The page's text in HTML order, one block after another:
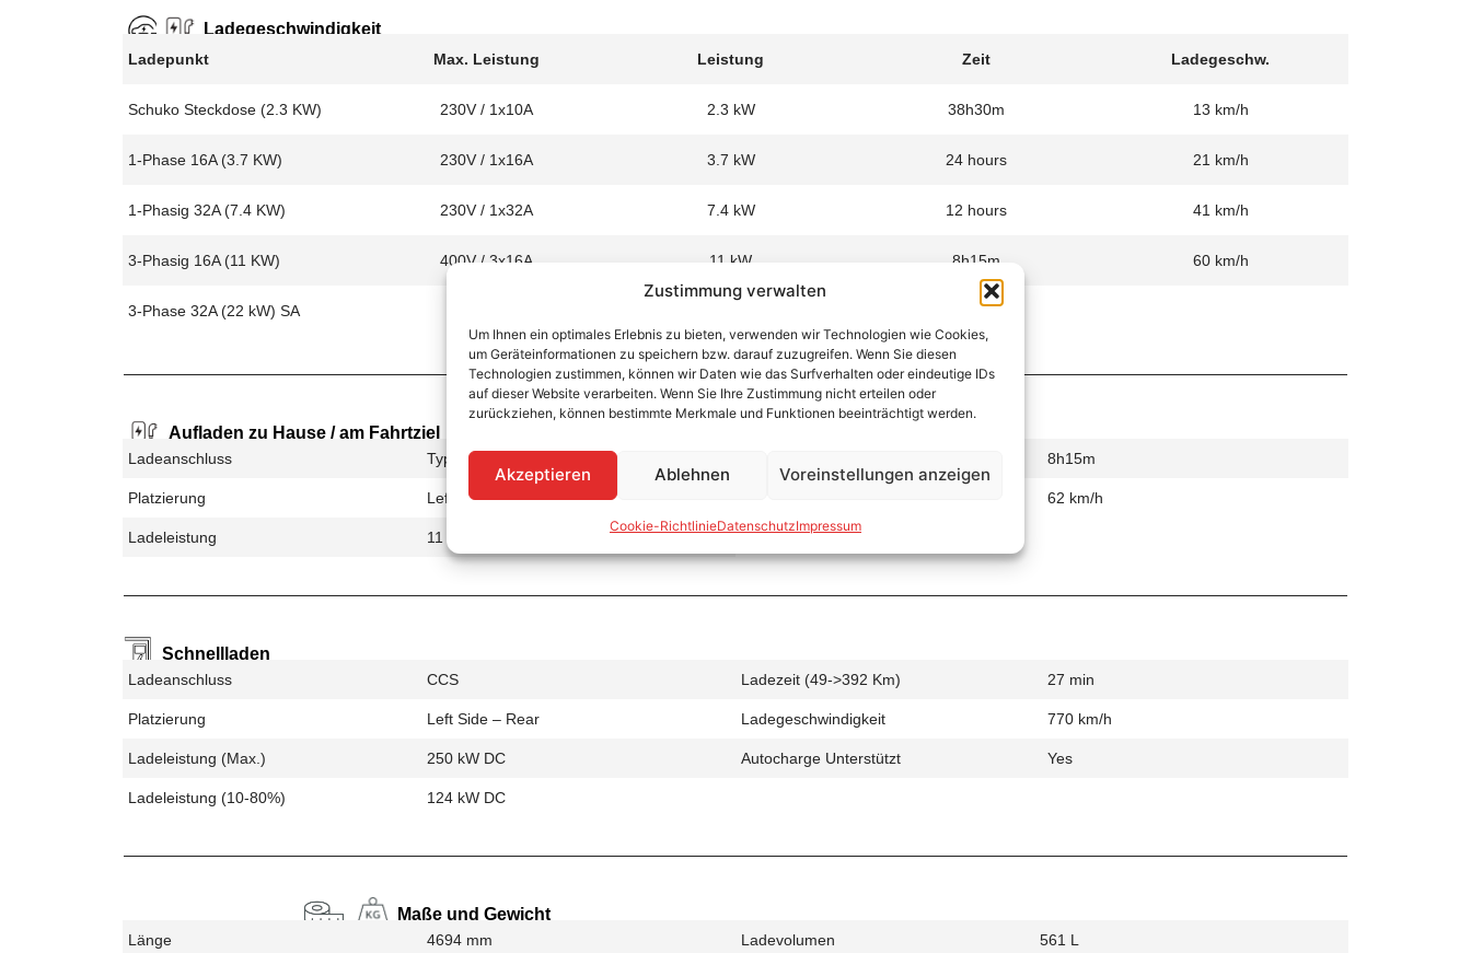
Zustimmung verwalten
Um Ihnen ein optimales Erlebnis zu bieten, verwenden wir Technologien wie Cookies,
um Geräteinformationen zu speichern bzw. darauf zuzugreifen. Wenn Sie diesen
Technologien zustimmen, können wir Daten wie das Surfverhalten oder eindeutige IDs
auf dieser Website verarbeiten. Wenn Sie Ihre Zustimmung nicht erteilen oder
zurückziehen, können bestimmte Merkmale und Funktionen beeinträchtigt werden.
Akzeptieren Ablehnen Voreinstellungen anzeigen
Cookie-RichtlinieDatenschutzImpressum
Ladegeschwindigkeit
Ladepunkt Max. Leistung Leistung Zeit Ladegeschw.
Schuko Steckdose (2.3 KW) 230V / 1x10A 2.3 kW 38h30m 13 km/h
1-Phase 16A (3.7 KW) 230V / 1x16A 3.7 kW 24 hours 21 km/h
1-Phasig 32A (7.4 KW) 230V / 1x32A 7.4 kW 12 hours 41 km/h
3-Phasig 16A (11 KW) 400V / 3x16A 11 kW 8h15m 60 km/h
3-Phase 32A (22 kW) SA
Aufladen zu Hause / am Fahrtziel
Ladeanschluss Type 2
Platzierung Left Side – Rear
Ladeleistung 11 kW AC
8h15m
62 km/h
Schnellladen
Ladeanschluss CCS
Platzierung Left Side – Rear
Ladeleistung (max.) 250 kW DC
Ladeleistung (10-80%) 124 kW DC
Ladezeit (49->392 Km) 27 min
Ladegeschwindigkeit 770 km/h
Autocharge Unterstützt Yes
Maße und Gewicht
Länge 4694 mm Ladevolumen 561 L